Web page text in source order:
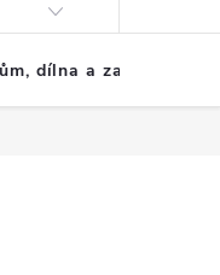
dílna a zahrada